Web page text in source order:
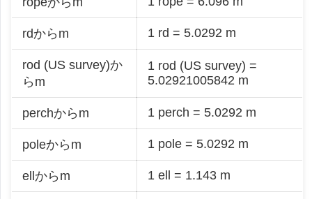
rdからm 1 rd = 5.0292 m
rod (US survey)か
らm
1 rod (US survey) =
5.02921005842 m
perchからm 1 perch = 5.0292 m
poleからm 1 pole = 5.0292 m
ellからm 1 ell = 1.143 m